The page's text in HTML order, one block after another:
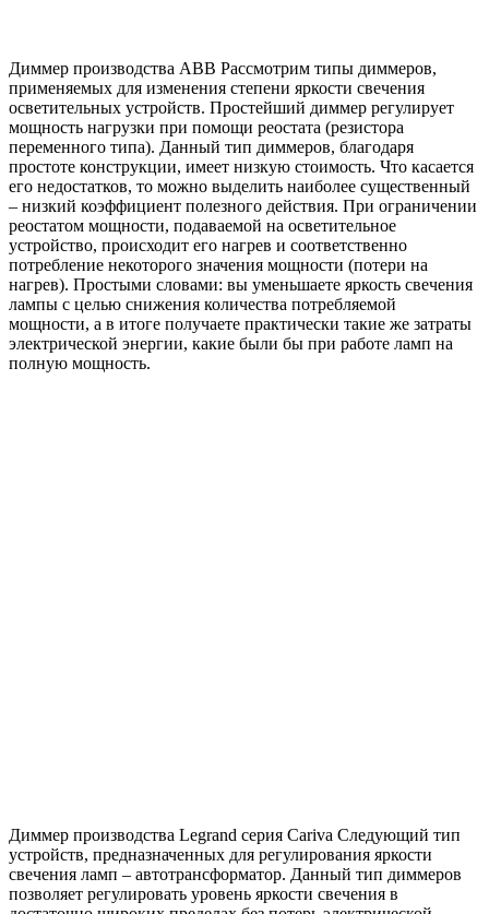
Диммер производства АВВ Рассмотрим типы диммеров,
применяемых для изменения степени яркости свечения
осветительных устройств. Простейший диммер регулирует
мощность нагрузки при помощи реостата (резистора
переменного типа). Данный тип диммеров, благодаря
простоте конструкции, имеет низкую стоимость. Что касается
его недостатков, то можно выделить наиболее существенный
– низкий коэффициент полезного действия. При ограничении
реостатом мощности, подаваемой на осветительное
устройство, происходит его нагрев и соответственно
потребление некоторого значения мощности (потери на
нагрев). Простыми словами: вы уменьшаете яркость свечения
лампы с целью снижения количества потребляемой
мощности, а в итоге получаете практически такие же затраты
электрической энергии, какие были бы при работе ламп на
полную мощность.
Диммер производства Legrand серия Cariva Следующий тип
устройств, предназначенных для регулирования яркости
свечения ламп – автотрансформатор. Данный тип диммеров
позволяет регулировать уровень яркости свечения в